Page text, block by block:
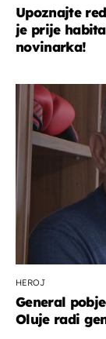
Upoznajte
je prije
novinarka!
HEROJ
General
Oluje radi